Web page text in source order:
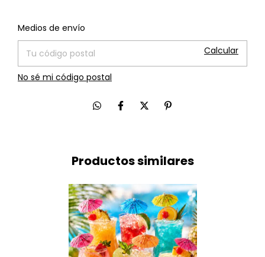
Entregas para el CP:
Medios de envío
Calcular
No sé mi código postal
Productos similares